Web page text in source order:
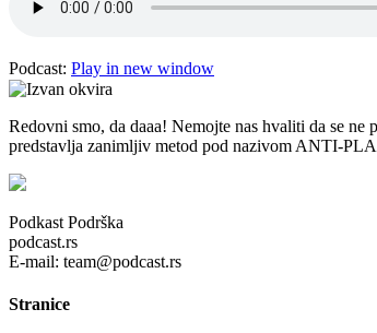
Podcast: Play in new window
Redovni smo, da daaa! Nemojte nas hvaliti da se
predstavlja zanimljiv metod pod nazivom ANTI-
Podkast Podrška
podcast.rs
E-mail: team@podcast.rs
Stranice